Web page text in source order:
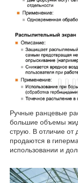
Ручные ранцевые
большие объемы
струю. В отличие от
продаются в
использовании и